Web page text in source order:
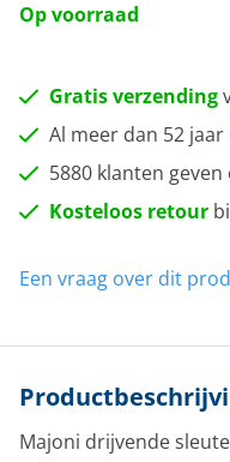
Op voorraad
Gratis verzending
Al meer dan 52 jaar
5880 klanten geven
Kosteloos retour
Een vraag over dit
Majoni drijvende